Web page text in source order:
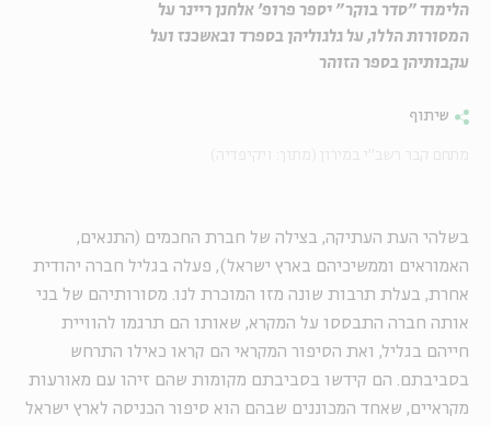
הלימוד "סדר בוקר" יספר פרופ' אלחנן ריינר על
המסורות הללו, על גלגוליהן בספרד ובאשכנז ועל
עקבותיהן בספר הזוהר
שיתוף
בשלהי העת העתיקה, בצילה של חברת החכמים (התנאים,
האמוראים וממשיכיהם בארץ ישראל), פעלה בגליל חברה יהודית
אחרת, בעלת תרבות שונה מזו המוכרת לנו. מסורותיהם של בני
אותה חברה התבססו על המקרא, שאותו הם תרגמו להוויית
חייהם בגליל, ואת הסיפור המקראי הם קראו כאילו התרחש
בסביבתם. הם קידשו בסביבתם מקומות שהם זיהו עם מאורעות
מקראיים, שאחד המכוננים שבהם הוא סיפור הכניסה לארץ ישראל